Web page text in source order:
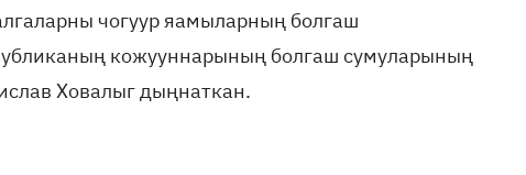
чогуур яамыларның болгаш
кожууннарының болгаш сумуларының
Ховалыг дыңнаткан.